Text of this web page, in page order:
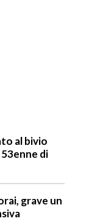
al bivio
di
grave un